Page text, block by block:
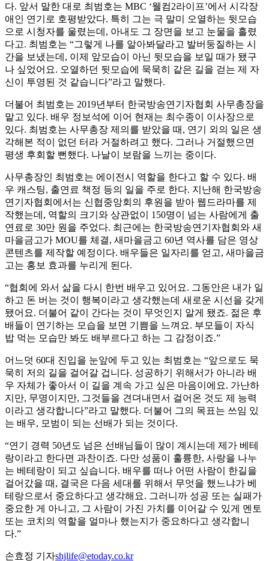
다. 앞서 말한 대로 최범호는 MBC ‘웰컴2라이프’에서 시각장
애인 연기로 호평받았다. 특히 그는 극 말미 오열하는 뒷모습
으로 시청자를 울렸는데, 아내도 그 장면을 보고 눈물을 흘렸
다고. 최범호는 “그렇게 나를 알아봐달라고 발버둥질하는 시
간을 보냈는데, 이제 앞모습이 아닌 뒷모습을 보일 때가 됐구
나 싶었어요. 오열하던 뒷모습에 묵묵히 같은 길을 걷는 제 자
신이 투영된 것 같습니다”라고 말했다.
더불어 최범호는 2019년부터 한국방송연기자협회 사무총장을
맡고 있다. 배우 정보석에 이어 현재는 최수종이 이사장으로
있다. 최범호는 사무총장 제의를 받았을 때, 연기 외의 일은 생
각해본 적이 없던 터라 거절하려고 했다. 그러나 거절했으면
평생 후회할 뻔했다. 나날이 보람을 느끼는 중이다.
사무총장인 최범호는 에이전시 역할을 한다고 할 수 있다. 배
우 캐스팅, 출연료 책정 등의 일을 주로 한다. 지난해 한국방송
연기자협회에서는 신협중앙회의 후원을 받아 웹드라마를 제
작했는데, 역할의 크기와 상관없이 150명이 넘는 사람에게 출
연료로 30만 원을 주었다. 최근에는 한국방송연기자협회와 새
마을금고가 MOU를 체결, 새마을금고 60년 역사를 담은 영상
콘텐츠를 제작할 예정이다. 배우들은 일자리를 얻고, 새마을금
고는 홍보 효과를 누리게 된다.
“협회에 와서 삶을 다시 한번 배우고 있어요. 그동안은 내가 일
하고 돈 버는 것이 행복이라고 생각했는데 새로운 시선을 갖게
됐어요. 더불어 같이 간다는 것이 무엇인지 알게 됐죠. 젊은 후
배들이 연기하는 모습을 보면 기쁨을 느껴요. 부모들이 자식
밥 먹는 모습만 봐도 배부르다고 하는 그 감정이죠.”
어느덧 60대 진입을 눈앞에 두고 있는 최범호는 “앞으로도 묵
묵히 저의 길을 걸어갈 겁니다. 성공하기 위해서가 아니라 배
우 자체가 좋아서 이 길을 계속 가고 싶은 마음이에요. 가난하
지만, 무명이지만, 그것들을 견뎌내면서 걸어온 것도 제 능력
이라고 생각합니다”라고 말했다. 더불어 그의 목표는 쓰임 있
는 배우, 모범이 되는 선배가 되는 것이다.
“연기 경력 50년도 넘은 선배님들이 많이 계시는데 제가 베테
랑이라고 한다면 과찬이죠. 다만 성품이 훌륭한, 사랑을 나누
는 베테랑이 되고 싶습니다. 배우를 떠나 어떤 사람이 한길을
걸어갔을 때, 결국은 다음 세대를 위해서 무엇을 했느냐가 베
테랑으로서 중요하다고 생각해요. 그러니까 성공 또는 실패가
중요한 게 아니고, 그 사람이 가진 가치를 이어갈 수 있게 멘토
또는 코치의 역할을 얼마나 했는지가 중요하다고 생각합니
다.”
손효정 기자shjlife@etoday.co.kr